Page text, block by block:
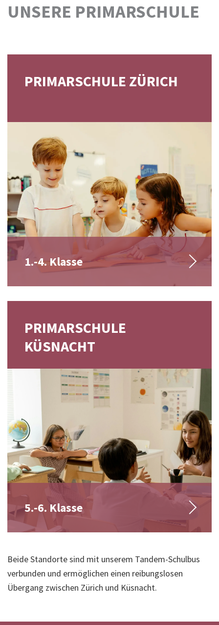
UNSERE PRIMARSCHULE
PRIMARSCHULE ZÜRICH
1.-4. Klasse
PRIMARSCHULE
KÜSNACHT
5.-6. Klasse
Beide Standorte sind mit unserem Tandem-Schulbus
verbunden und ermöglichen einen reibungslosen
Übergang zwischen Zürich und Küsnacht.